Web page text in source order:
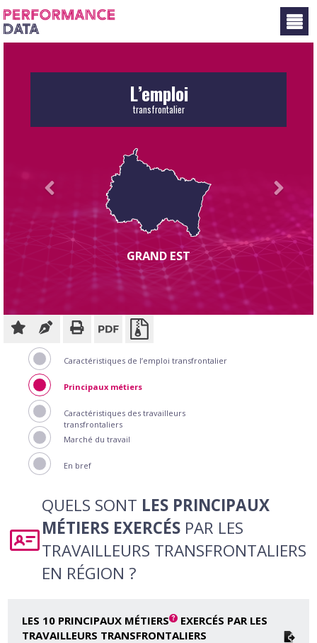
Panneau de gestion des cookies
L’emploi
transfrontalier
GRAND EST
Caractéristiques de l’emploi transfrontalier
Principaux métiers
Caractéristiques des travailleurs
transfrontaliers
Marché du travail
En bref
QUELS SONT LES PRINCIPAUX
MÉTIERS EXERCÉS PAR LES
TRAVAILLEURS TRANSFRONTALIERS
EN RÉGION ?
LES 10 PRINCIPAUX MÉTIERS
EXERCÉS PAR LES
TRAVAILLEURS TRANSFRONTALIERS